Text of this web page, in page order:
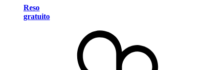
Reso
gratuito